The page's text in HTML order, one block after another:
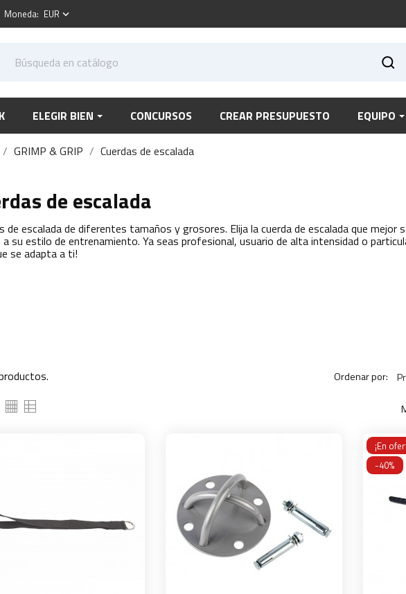
Moneda: EUR keyboard_arrow_down
ELEGIR BIEN CONCURSOS CREAR PRESUPUESTO EQUIPO
GRIMP & GRIP Cuerdas de escalada
de escalada
de escalada de diferentes tamaños y grosores. Elija la cuerda de escalada que mejor
su estilo de entrenamiento. Ya seas profesional, usuario de alta intensidad o
se adapta a ti!
Ordenar por:
¡En
-40%